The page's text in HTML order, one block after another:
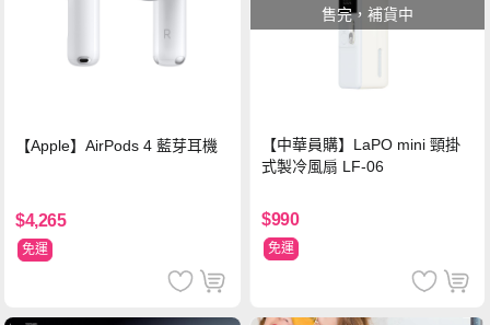
【Apple】AirPods 4 藍芽耳機
$4,265
免運
售完，補貨中
【中華員購】LaPO mini 頸掛
式製冷風扇 LF-06
$990
免運